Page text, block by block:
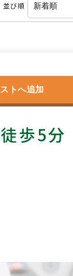
並び順
トへ追加
歩5分